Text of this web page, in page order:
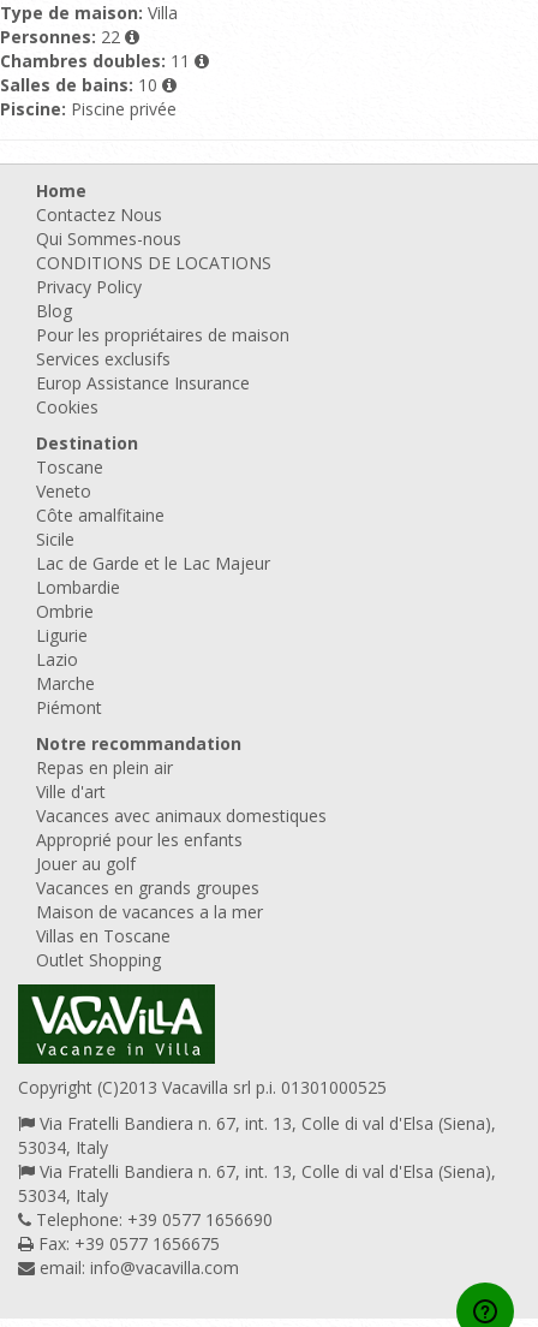
Type de maison: Villa
Personnes: 22
Chambres doubles: 11
Salles de bains: 10
Piscine: Piscine privée
Home
Contactez Nous
Qui Sommes-nous
CONDITIONS DE LOCATIONS
Privacy Policy
Blog
Pour les propriétaires de maison
Services exclusifs
Europ Assistance Insurance
Cookies
Destination
Toscane
Veneto
Côte amalfitaine
Sicile
Lac de Garde et le Lac Majeur
Lombardie
Ombrie
Ligurie
Lazio
Marche
Piémont
Notre recommandation
Repas en plein air
Ville d'art
Vacances avec animaux domestiques
Approprié pour les enfants
Jouer au golf
Vacances en grands groupes
Maison de vacances a la mer
Villas en Toscane
Outlet Shopping
Copyright (C)2013 Vacavilla srl p.i. 01301000525
Via Fratelli Bandiera n. 67, int. 13, Colle di val d'Elsa (Siena),
53034, Italy
Via Fratelli Bandiera n. 67, int. 13, Colle di val d'Elsa (Siena),
53034, Italy
Telephone: +39 0577 1656690
Fax: +39 0577 1656675
email: info@vacavilla.com